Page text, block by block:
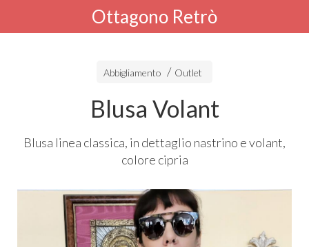
Ottagono Retrò
Abbigliamento Outlet
Blusa Volant
Blusa linea classica, in dettaglio nastrino e volant,
colore cipria